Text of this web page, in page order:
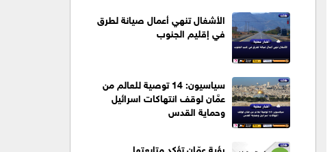
الأشغال تنهي أعمال صيانة لطرق
في إقليم الجنوب
سياسيون: 14 توصية للعالم من
عمَّان لوقف انتهاكات اسرائيل
وحماية القدس
رؤية عمّان تؤكد متابعتها